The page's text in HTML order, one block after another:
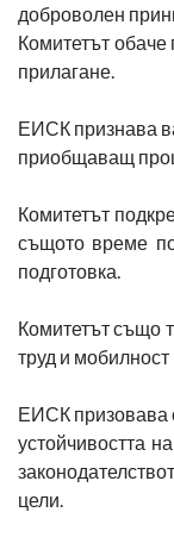
доброволен
Комитетът
прилагане.
ЕИСК признава
приобщаващ
Комитетът
същото време
подготовка.
Комитетът също
труд и
ЕИСК призовава
устойчивостта
цели.